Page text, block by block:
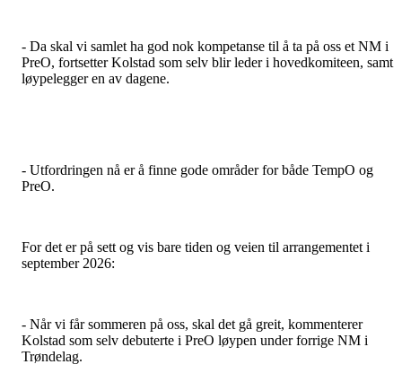
- Da skal vi samlet ha god nok kompetanse til å ta på oss et NM i
PreO, fortsetter Kolstad som selv blir leder i hovedkomiteen, samt
løypelegger en av dagene.
- Utfordringen nå er å finne gode områder for både TempO og
PreO.
For det er på sett og vis bare tiden og veien til arrangementet i
september 2026:
- Når vi får sommeren på oss, skal det gå greit, kommenterer
Kolstad som selv debuterte i PreO løypen under forrige NM i
Trøndelag.